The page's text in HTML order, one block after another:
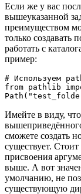
Если же у вас
вышеуказанной
преимуществом
только создавать
работать с
пример:
# Используем
from pathlib
Имейте в виду,
сможете создать
существует.
присвоения
выше. А вот
умолчанию, не
существующую